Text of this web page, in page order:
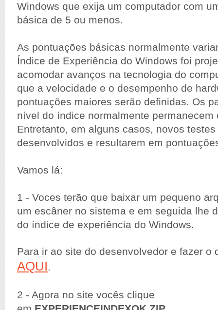
Windows que exija um computador com
básica de 5 ou menos.
As pontuações básicas normalmente
Índice de Experiência do Windows foi
acomodar avanços na tecnologia do
que a velocidade e o desempenho de
pontuações maiores serão definidas. Os
nível do índice normalmente permanecem
Entretanto, em alguns casos, novos
desenvolvidos e resultarem em
Vamos lá:
1 - Voces terão que baixar um pequeno
um escâner no sistema e em seguida lhe
do índice de experiência do Windows.
Para ir ao site do desenvolvedor e fazer o
AQUI.
2 - Agora no site vocês clique